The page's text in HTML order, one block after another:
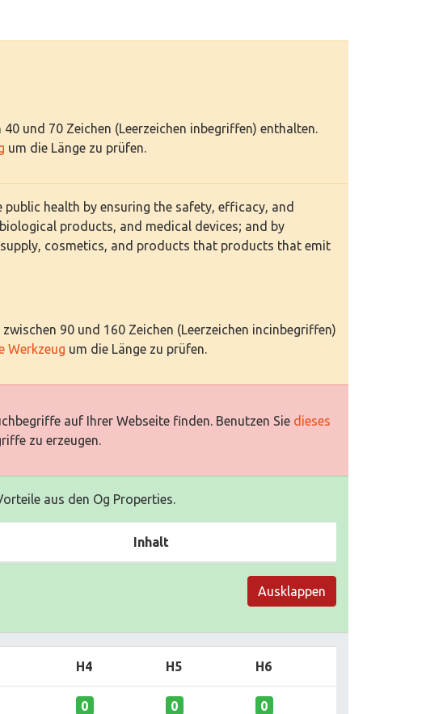
und 70 Zeichen (Leerzeichen inbegriffen) enthalten.
um die Länge zu prüfen.
health by ensuring the safety, efficacy, and
products, and medical devices; and by
cosmetics, and products that products that emit
90 und 160 Zeichen (Leerzeichen incinbegriffen)
Werkzeug um die Länge zu prüfen.
auf Ihrer Webseite finden. Benutzen Sie dieses
zu erzeugen.
aus den Og Properties.
Inhalt
Ausklappen
H4 H5 H6
0 0 0